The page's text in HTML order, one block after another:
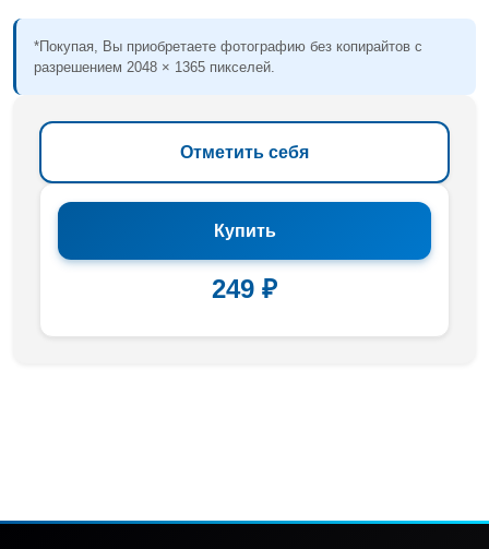
*Покупая, Вы приобретаете фотографию без копирайтов с
разрешением 2048 × 1365 пикселей.
Отметить себя
Купить
249 ₽